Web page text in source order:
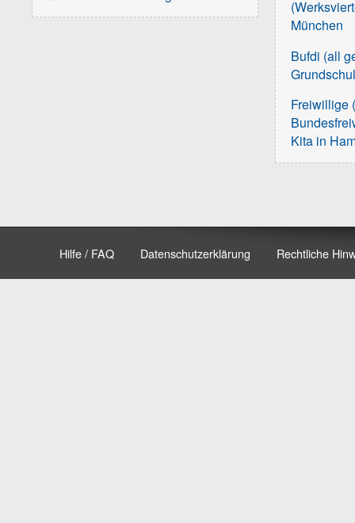
München
Bufdi (all
Freiwillige
Kita in
Hilfe / FAQ Datenschutzerklärung Rechtliche